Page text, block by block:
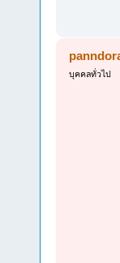
บุคคลทั่วไป